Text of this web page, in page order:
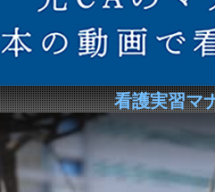
看護実習マ